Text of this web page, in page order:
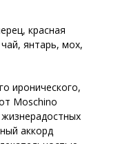
красная
янтарь, мох,
иронического,
Moschino
аккорд